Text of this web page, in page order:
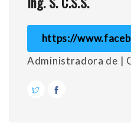
https://
Administradora de |